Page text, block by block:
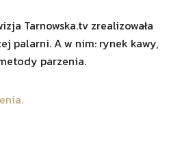
Tarnowska.tv zrealizowała
palarni. A w nim: rynek kawy,
parzenia.